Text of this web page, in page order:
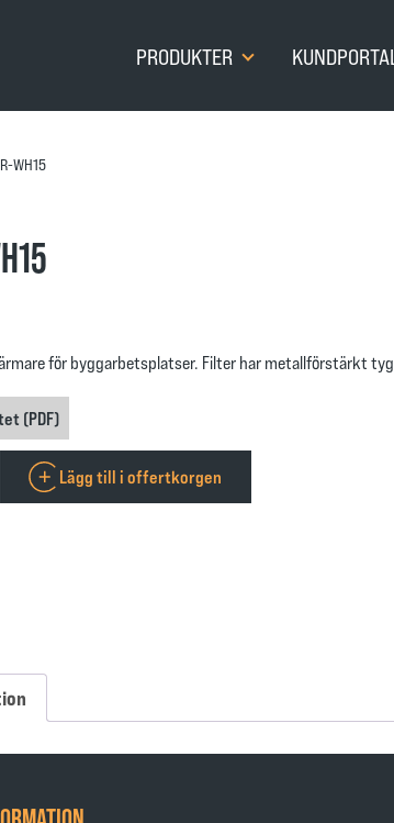
PRODUKTER KUNDPORTAL
WH15
för byggarbetsplatser. Filter har metallförstärkt tyg
Lägg till i offertkorgen
(PDF)